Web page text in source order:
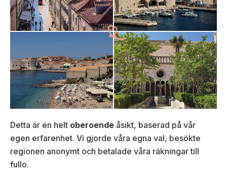
Detta är en helt oberoende åsikt, baserad på vår
egen erfarenhet. Vi gjorde våra egna val, besökte
regionen anonymt och betalade våra räkningar till
fullo.